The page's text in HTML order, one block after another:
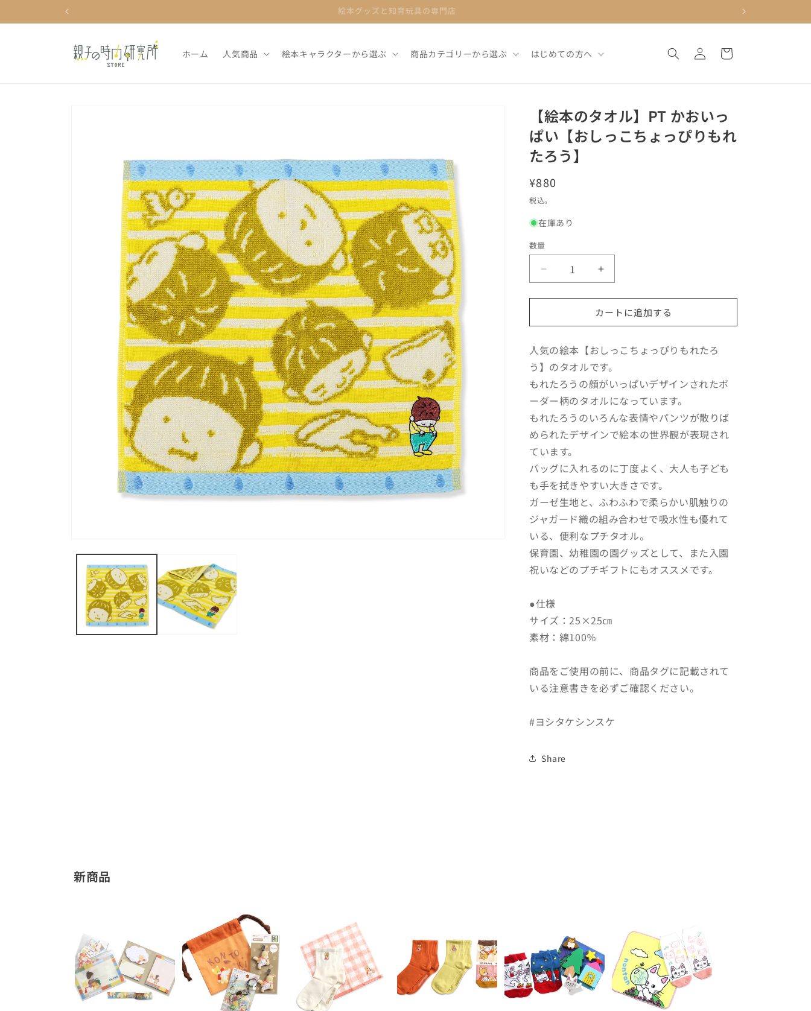
進む
絵本グッズと知育玩具の専門店
ホーム 人気商品 絵本キャラクターから選ぶ 商品カテゴリーから選ぶ はじめての方へ
グ
イ
ー
ー
【絵本のタオル】PT かおいっ
ぱい【おしっこちょっぴりもれ
たろう】
通
常
価
格
¥880
税込。
在庫あり
数量
ル】
PT
か
お
い
っ
ぱ
い
【お
し
っ
こ
ち
ょ
っ
ぴ
り
れ
た
ろ
の
数
量
減
【絵
タ
ル】
PT
か
お
い
っ
ぱ
し
っ
こ
ち
ょ
っ
ぴ
り
た
の
数
量
増
カートに追加する
人気の絵本【おしっこちょっぴりもれたろ
う】のタオルです。
もれたろうの顔がいっぱいデザインされたボ
ーダー柄のタオルになっています。
もれたろうのいろんな表情やパンツが散りば
められたデザインで絵本の世界観が表現され
ています。
バッグに入れるのに丁度よく、大人も子ども
も手を拭きやすい大きさです。
ガーゼ生地と、ふわふわで柔らかい肌触りの
ジャガード織の組み合わせで吸水性も優れて
いる、便利なプチタオル。
保育園、幼稚園の園グッズとして、また入園
祝いなどのプチギフトにもオススメです。
●仕様
サイズ：25×25㎝
素材：綿100％
商品をご使用の前に、商品タグに記載されて
いる注意書きを必ずご確認ください。
#ヨシタケシンスケ
Share
新商品